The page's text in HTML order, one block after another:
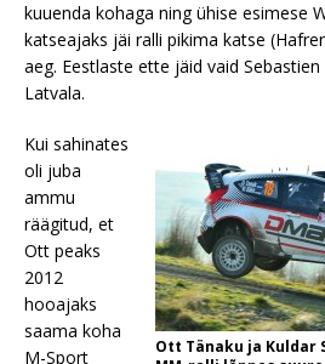
kuuenda kohaga ning ühise esimese
katseajaks jäi ralli pikima katse
aeg. Eestlaste ette jäid vaid
Latvala.
Ott Tänaku ja Kuldar
Kui sahinates
oli juba
ammu
räägitud, et
Ott peaks
2012
hooajaks
saama koha
M-Sport